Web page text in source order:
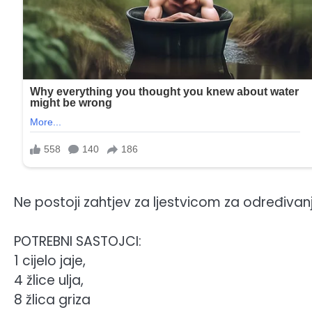
Ne postoji zahtjev za ljestvicom za
POTREBNI SASTOJCI:
1 cijelo jaje,
4 žlice ulja,
8 žlica griza